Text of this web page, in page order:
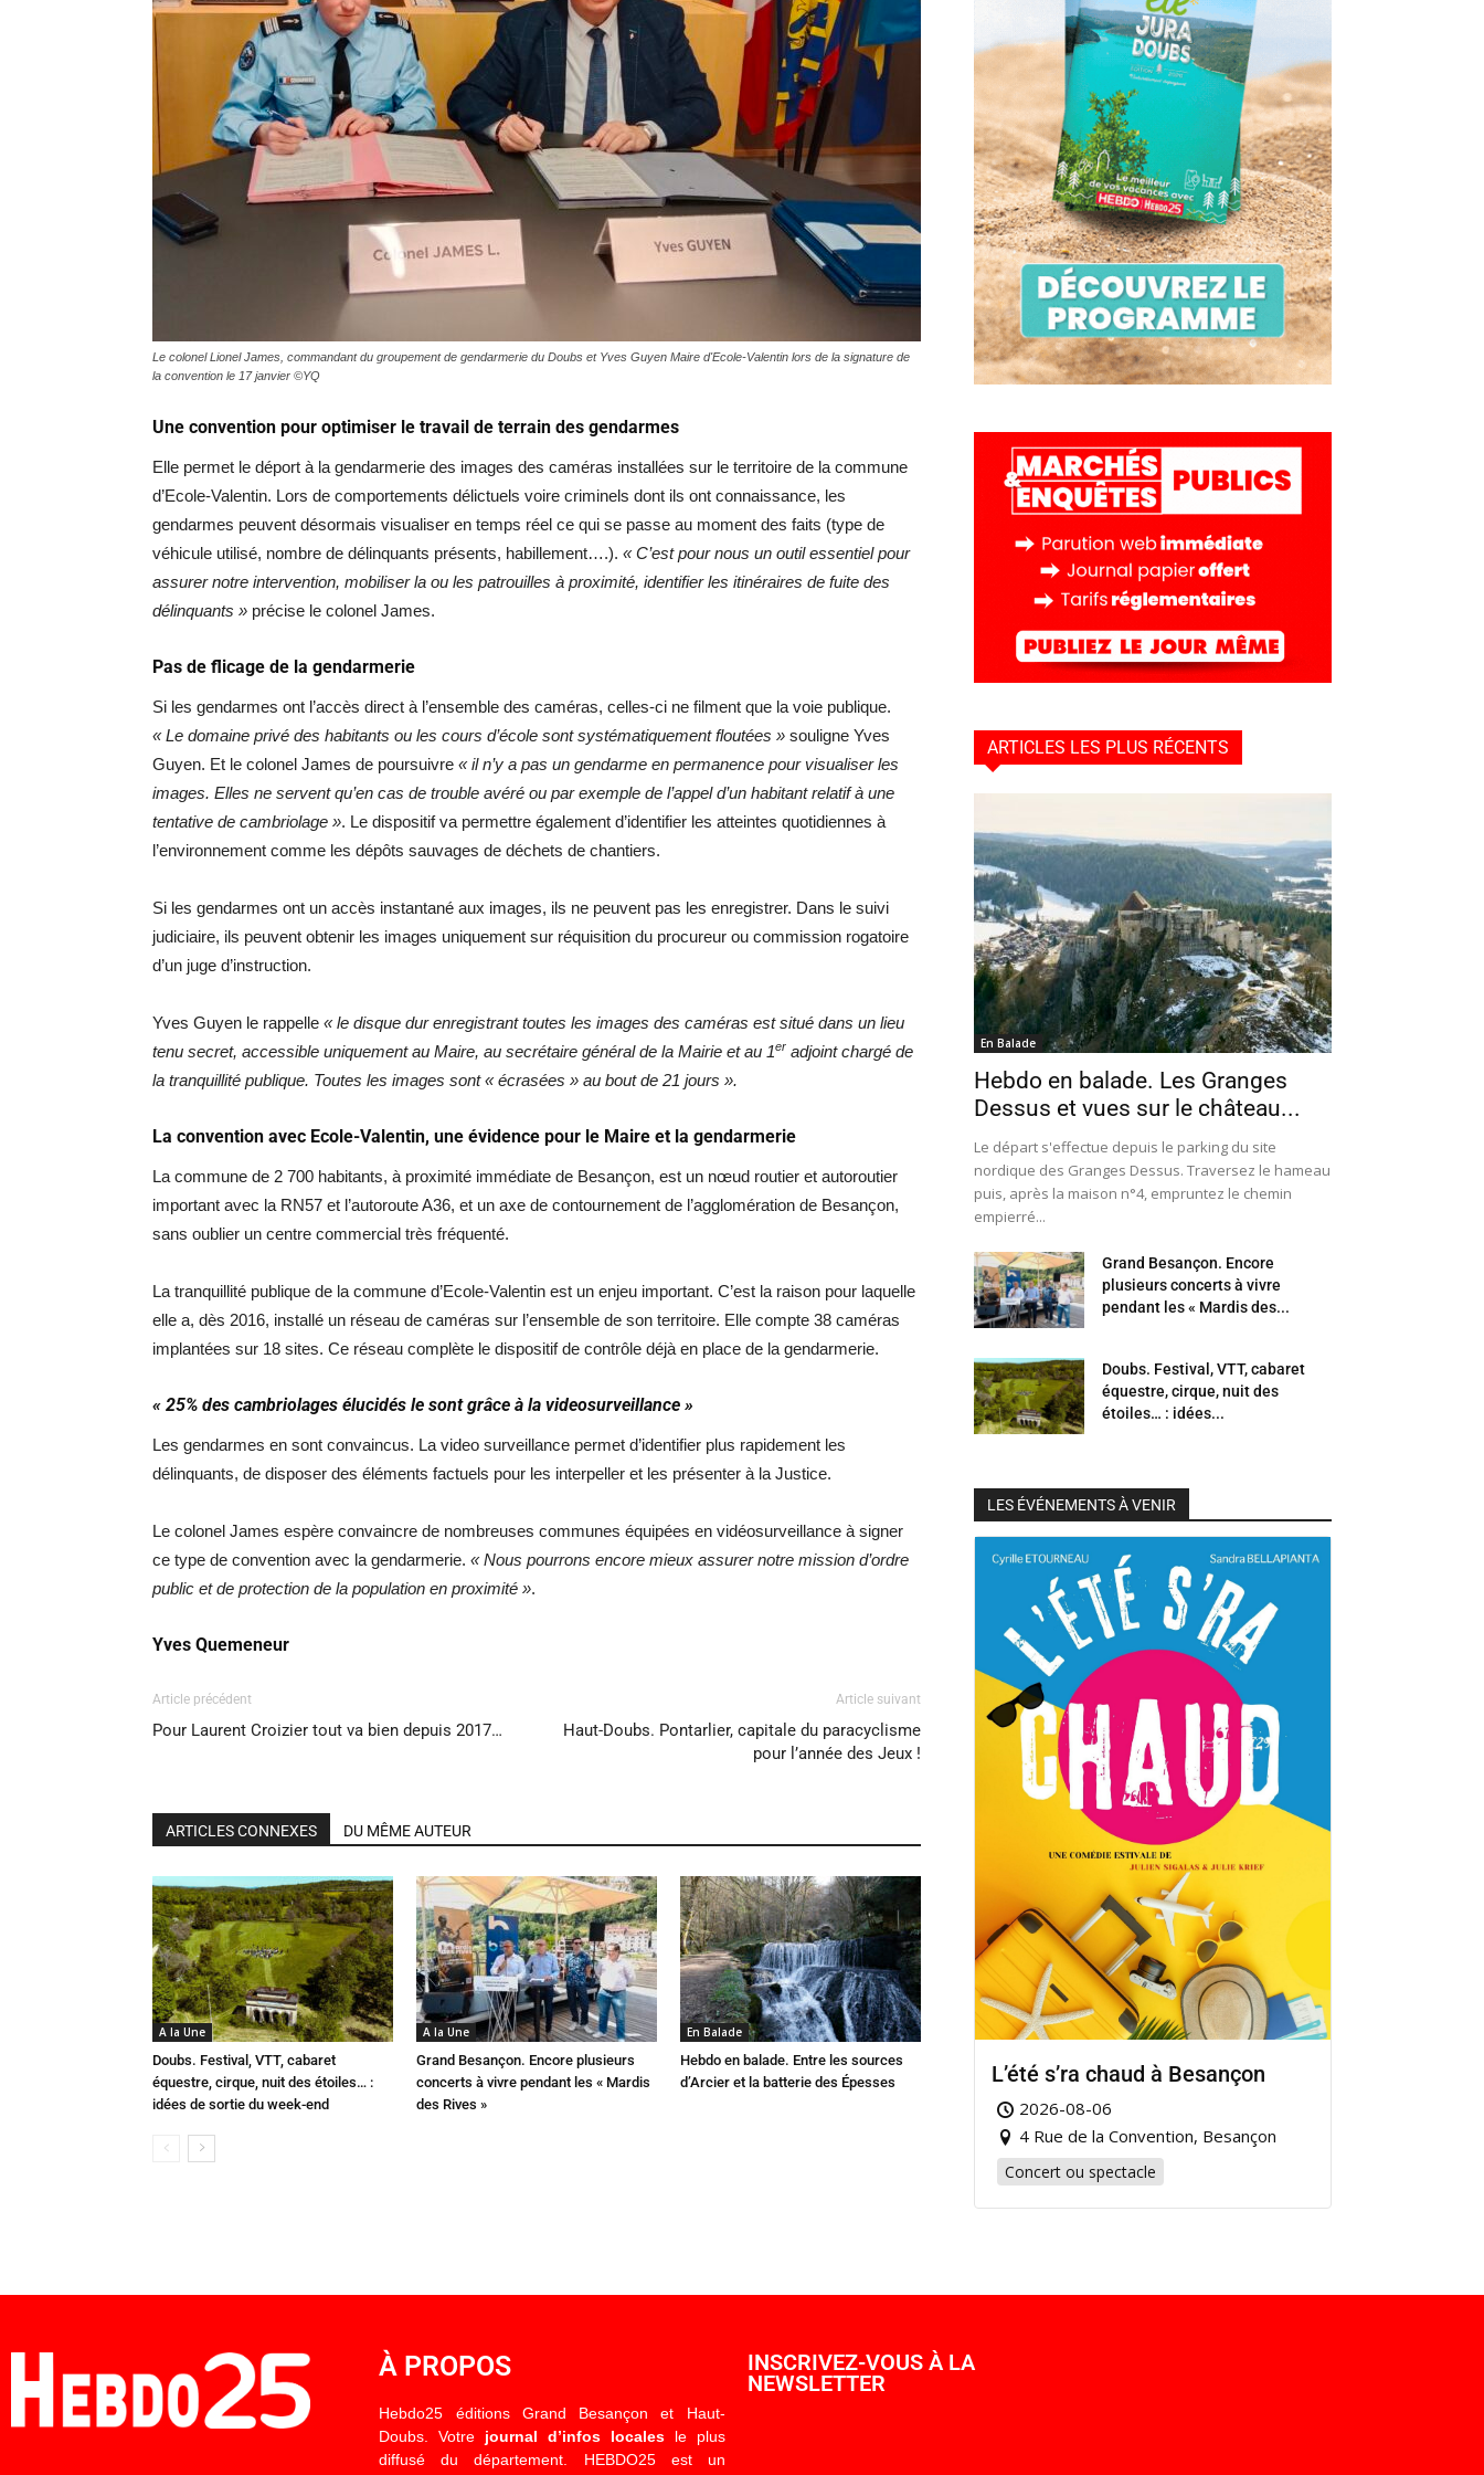
Hebdo25
Le colonel Lionel James, commandant du groupement de gendarmerie du Doubs et Yves Guyen Maire d'Ecole-Valentin lors de la signature de
la convention le 17 janvier ©YQ
Une convention pour optimiser le travail de terrain des gendarmes
Elle permet le déport à la gendarmerie des images des caméras installées sur le territoire de la commune
d’Ecole-Valentin. Lors de comportements délictuels voire criminels dont ils ont connaissance, les
gendarmes peuvent désormais visualiser en temps réel ce qui se passe au moment des faits (type de
véhicule utilisé, nombre de délinquants présents, habillement….). « C’est pour nous un outil essentiel pour
assurer notre intervention, mobiliser la ou les patrouilles à proximité, identifier les itinéraires de fuite des
délinquants » précise le colonel James.
Pas de flicage de la gendarmerie
Si les gendarmes ont l’accès direct à l’ensemble des caméras, celles-ci ne filment que la voie publique.
« Le domaine privé des habitants ou les cours d’école sont systématiquement floutées » souligne Yves
Guyen. Et le colonel James de poursuivre « il n’y a pas un gendarme en permanence pour visualiser les
images. Elles ne servent qu’en cas de trouble avéré ou par exemple de l’appel d’un habitant relatif à une
tentative de cambriolage ». Le dispositif va permettre également d’identifier les atteintes quotidiennes à
l’environnement comme les dépôts sauvages de déchets de chantiers.
Si les gendarmes ont un accès instantané aux images, ils ne peuvent pas les enregistrer. Dans le suivi
judiciaire, ils peuvent obtenir les images uniquement sur réquisition du procureur ou commission rogatoire
d’un juge d’instruction.
Yves Guyen le rappelle « le disque dur enregistrant toutes les images des caméras est situé dans un lieu
tenu secret, accessible uniquement au Maire, au secrétaire général de la Mairie et au 1er adjoint chargé de
la tranquillité publique. Toutes les images sont « écrasées » au bout de 21 jours ».
La convention avec Ecole-Valentin, une évidence pour le Maire et la gendarmerie
La commune de 2 700 habitants, à proximité immédiate de Besançon, est un nœud routier et autoroutier
important avec la RN57 et l’autoroute A36, et un axe de contournement de l’agglomération de Besançon,
sans oublier un centre commercial très fréquenté.
La tranquillité publique de la commune d’Ecole-Valentin est un enjeu important. C’est la raison pour laquelle
elle a, dès 2016, installé un réseau de caméras sur l’ensemble de son territoire. Elle compte 38 caméras
implantées sur 18 sites. Ce réseau complète le dispositif de contrôle déjà en place de la gendarmerie.
« 25% des cambriolages élucidés le sont grâce à la videosurveillance »
Les gendarmes en sont convaincus. La video surveillance permet d’identifier plus rapidement les
délinquants, de disposer des éléments factuels pour les interpeller et les présenter à la Justice.
Le colonel James espère convaincre de nombreuses communes équipées en vidéosurveillance à signer
ce type de convention avec la gendarmerie. « Nous pourrons encore mieux assurer notre mission d’ordre
public et de protection de la population en proximité ».
Yves Quemeneur
Article précédent
Pour Laurent Croizier tout va bien depuis 2017…
Article suivant
Haut-Doubs. Pontarlier, capitale du paracyclisme
pour l’année des Jeux !
ARTICLES CONNEXES DU MÊME AUTEUR
A la Une
Doubs. Festival, VTT, cabaret
équestre, cirque, nuit des étoiles… :
idées de sortie du week-end
A la Une
Grand Besançon. Encore plusieurs
concerts à vivre pendant les « Mardis
des Rives »
En Balade
Hebdo en balade. Entre les sources
d’Arcier et la batterie des Épesses
ARTICLES LES PLUS RÉCENTS
En Balade
Hebdo en balade. Les Granges
Dessus et vues sur le château...
Le départ s'effectue depuis le parking du site
nordique des Granges Dessus. Traversez le hameau
puis, après la maison n°4, empruntez le chemin
empierré...
Grand Besançon. Encore
plusieurs concerts à vivre
pendant les « Mardis des...
Doubs. Festival, VTT, cabaret
équestre, cirque, nuit des
étoiles… : idées...
LES ÉVÉNEMENTS À VENIR
L’été s’ra chaud à Besançon
2026-08-06
4 Rue de la Convention, Besançon
Concert ou spectacle
À PROPOS
Hebdo25 éditions Grand Besançon et Haut-
Doubs. Votre journal d’infos localesle plus
diffusé du département. HEBDO25 est un
INSCRIVEZ-VOUS À LA
NEWSLETTER